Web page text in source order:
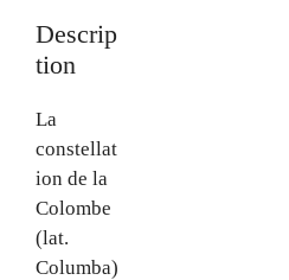
Descrip
tion
La
constellat
ion de la
Colombe
(lat.
Columba)